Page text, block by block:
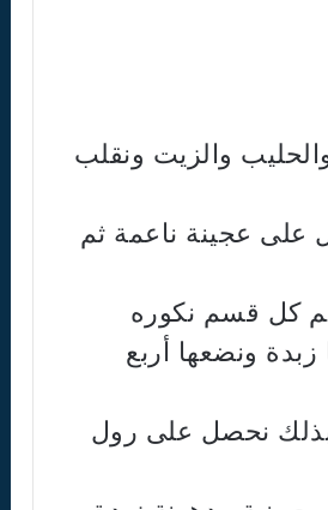
والزيت ونقلب
على عجينة ناعمة ثم
نكورها ونقسمها 4 أقسام ثم كل قسم نكوره
زبدة ونضعها أربع
نحصل على رول